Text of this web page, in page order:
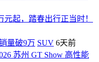
起，踏春出行正当时！
量破9万 SUV 6天前
苏州 GT Show 高性能